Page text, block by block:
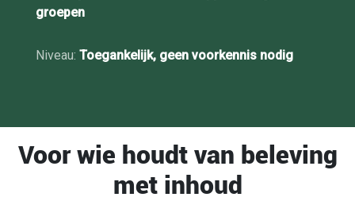
groepen
Niveau: Toegankelijk, geen voorkennis nodig
Voor wie houdt van beleving
met inhoud